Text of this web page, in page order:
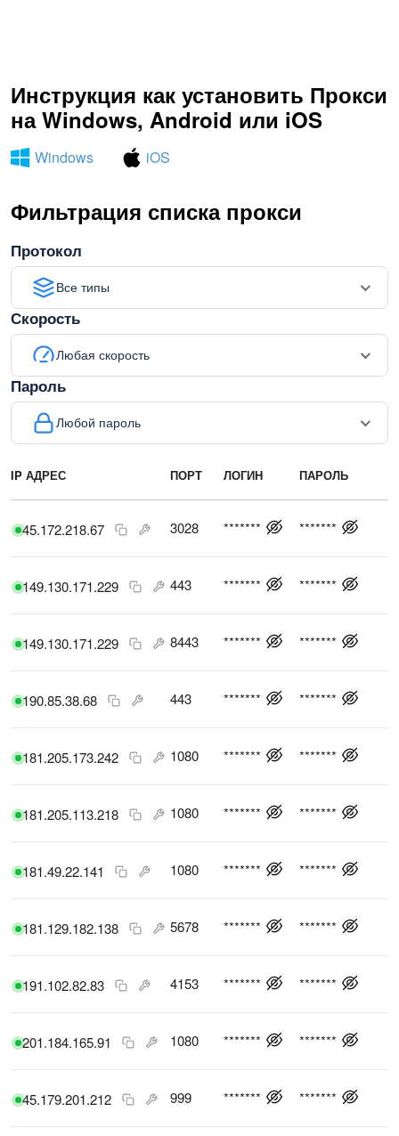
Инструкция как установить Прокси
на Windows, Android или iOS
Windows iOS
Фильтрация списка прокси
Протокол
Все типы
Скорость
Любая скорость
Пароль
Любой пароль
IP АДРЕС ПОРТ ЛОГИН ПАРОЛЬ
45.172.218.67 3028 ******* *******
149.130.171.229 443 ******* *******
149.130.171.229 8443 ******* *******
190.85.38.68 443 ******* *******
181.205.173.242 1080 ******* *******
181.205.113.218 1080 ******* *******
181.49.22.141 1080 ******* *******
181.129.182.138 5678 ******* *******
191.102.82.83 4153 ******* *******
201.184.165.91 1080 ******* *******
45.179.201.212 999 ******* *******